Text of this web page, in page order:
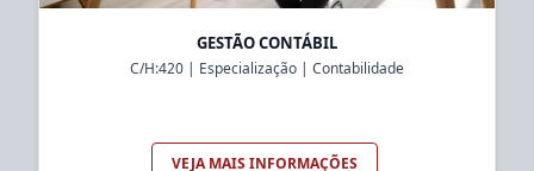
GESTÃO CONTÁBIL
C/H:420 | Especialização | Contabilidade
VEJA MAIS INFORMAÇÕES